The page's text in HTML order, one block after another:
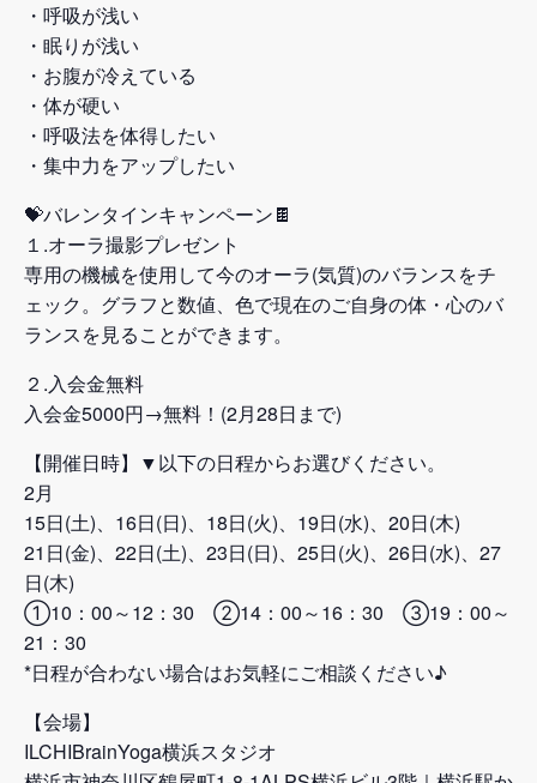
・呼吸が浅い
・眠りが浅い
・お腹が冷えている
・体が硬い
・呼吸法を体得したい
・集中力をアップしたい
💝バレンタインキャンペーン🍫
１.オーラ撮影プレゼント
専用の機械を使用して今のオーラ(気質)のバランスをチ
ェック。グラフと数値、色で現在のご自身の体・心のバ
ランスを見ることができます。
２.入会金無料
入会金5000円→無料！(2月28日まで)
【開催日時】▼以下の日程からお選びください。
2月
15日(土)、16日(日)、18日(火)、19日(水)、20日(木)
21日(金)、22日(土)、23日(日)、25日(火)、26日(水)、27
日(木)
①10：00～12：30 ②14：00～16：30 ③19：00～
21：30
*日程が合わない場合はお気軽にご相談ください♪
【会場】
ILCHIBrainYoga横浜スタジオ